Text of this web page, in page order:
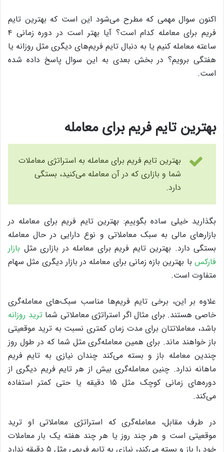
اکنون سوال مهمی که مطرح می‌شود این است که بهترین تایم
فریم برای معامله کدام است؟ آیا بهتر است در دوره زمانی ۴
ساعته معامله کنیم یا به دنبال تایم فریم‌های دیگری مثل روزانه یا
هفتگی برویم؟ در بخش بعدی به این سوال پاسخ داده شده
است.
بهترین تایم فریم برای معامله
بهترین تایم فریم برای معامله به استراتژی معاملات
شما و بازاری که در آن معامله می‌کنید، بستگی
دارد.
بگذارید خیلی ساده بگوییم: بهترین تایم فریم برای معامله در
بازارهای مالی به سبک معاملاتی و نوع دارایی در حال معامله
بستگی دارد. بهترین تایم فریم برای معامله در بازاری مثل بازار
فارکس با بهترین بازه زمانی برای معامله در بازار دیگری مثل سهام
متفاوت است.
علاوه بر این، برخی تایم فریم‌ها مناسب سبک‌های معامله‌گری
خاصی هستند. برای مثال اگر استراتژی معاملاتی شماترید روزانه
باشد، معاملاتتان برای مدت زمان کمتری نسبت به ترید موقعیتی
باز خواهند ماند. برای همین معامله‌گری مثل شما که در طول روز
چندین معامله باز و بسته می‌کند چندان نیازی به تایم فریم
ماهانه ندارد. چنین معامله‌گری بیش از هر تایم فریم دیگری از
دوره‌های زمانی کوچک مثل ۱۵ دقیقه یا حتی کمتر استفاده
می‌کند.
در طرف مقابل، معامله‌گری که استراتژی معاملاتی او ترید
موقعیتی است و هر چند روز یا هر چند هفته یک بار معاملات
خود را باز و بسته می‌کند، نیازی به تایم فریمی مثل ۵ دقیقه ندارد